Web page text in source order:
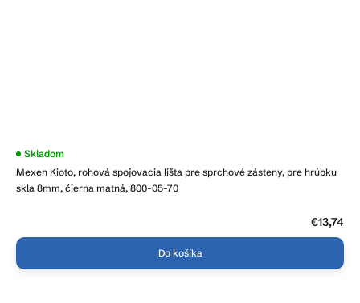
Mexen Kioto, rohová spojovacia lišta pre sprchové zásteny, pre hrúbku
skla 8mm, čierna matná, 800-05-70
Skladom
€13,74
Do košíka